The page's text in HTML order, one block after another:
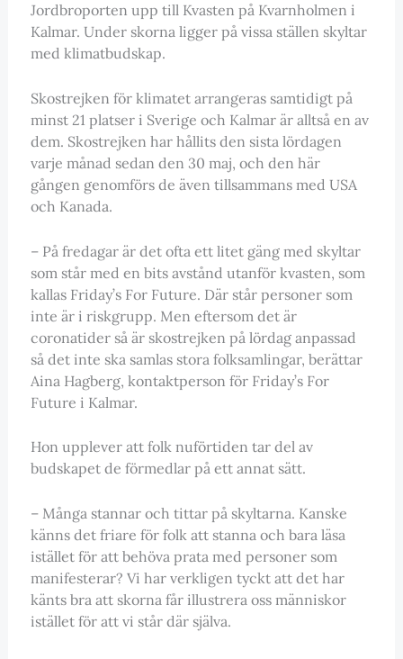
Jordbroporten upp till Kvasten på Kvarnholmen i
Kalmar. Under skorna ligger på vissa ställen skyltar
med klimatbudskap.
Skostrejken för klimatet arrangeras samtidigt på
minst 21 platser i Sverige och Kalmar är alltså en av
dem. Skostrejken har hållits den sista lördagen
varje månad sedan den 30 maj, och den här
gången genomförs de även tillsammans med USA
och Kanada.
– På fredagar är det ofta ett litet gäng med skyltar
som står med en bits avstånd utanför kvasten, som
kallas Friday’s For Future. Där står personer som
inte är i riskgrupp. Men eftersom det är
coronatider så är skostrejken på lördag anpassad
så det inte ska samlas stora folksamlingar, berättar
Aina Hagberg, kontaktperson för Friday’s For
Future i Kalmar.
Hon upplever att folk nuförtiden tar del av
budskapet de förmedlar på ett annat sätt.
– Många stannar och tittar på skyltarna. Kanske
känns det friare för folk att stanna och bara läsa
istället för att behöva prata med personer som
manifesterar? Vi har verkligen tyckt att det har
känts bra att skorna får illustrera oss människor
istället för att vi står där själva.